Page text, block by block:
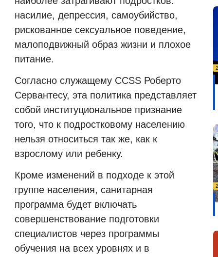
насилие, депрессия, самоубийство,
рискованное сексуальное поведение,
малоподвижный образ жизни и плохое
питание.
Согласно служащему CCSS Роберто
Сервантесу, эта политика представляет
собой институциональное признание
того, что к подростковому населению
нельзя относиться так же, как к
взрослому или ребенку.
Кроме изменений в подходе к этой
группе населения, санитарная
программа будет включать
совершенствование подготовки
специалистов через программы
обучения на всех уровнях и в